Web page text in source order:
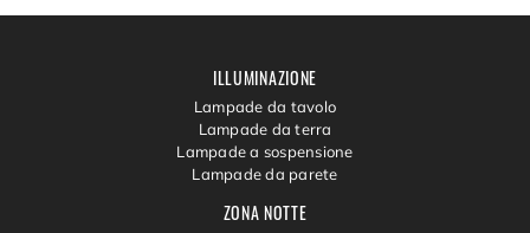
ZONA NOTTE
ILLUMINAZIONE
Lampade da tavolo
Lampade da terra
Lampade a sospensione
Lampade da parete